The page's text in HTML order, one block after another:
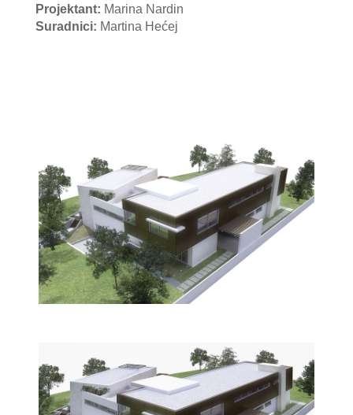
Projektant: Marina Nardin
Suradnici: Martina Hećej